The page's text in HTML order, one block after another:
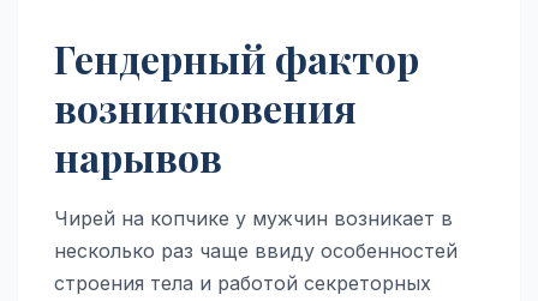
Гендерный фактор
возникновения
нарывов
Чирей на копчике у мужчин возникает в
несколько раз чаще ввиду особенностей
строения тела и работой секреторных